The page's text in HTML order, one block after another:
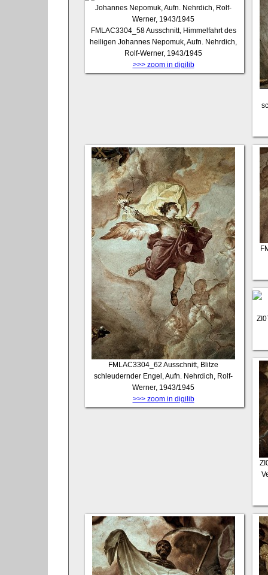
FMLAC3304_58Ausschnitt, Himmelfahrt des
heiligen Johannes Nepomuk, Aufn. Nehrdich,
Rolf-Werner, 1943/1945
>>> zoom in digilib
FMLAC3304_62 Ausschnitt, Blitze
schleudernder Engel, Aufn. Nehrdich, Rolf-
Werner, 1943/1945
>>> zoom in digilib